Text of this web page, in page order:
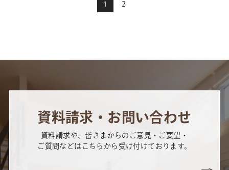
1 2
資料請求・お問い合わせ
資料請求や、皆さまからのご意見・ご要望・
ご質問などはこちらから受け付けております。